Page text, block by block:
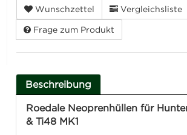
Wunschzettel Vergleichsliste
Frage zum Produkt
Beschreibung
Roedale Neoprenhüllen für
& Ti48 MK1